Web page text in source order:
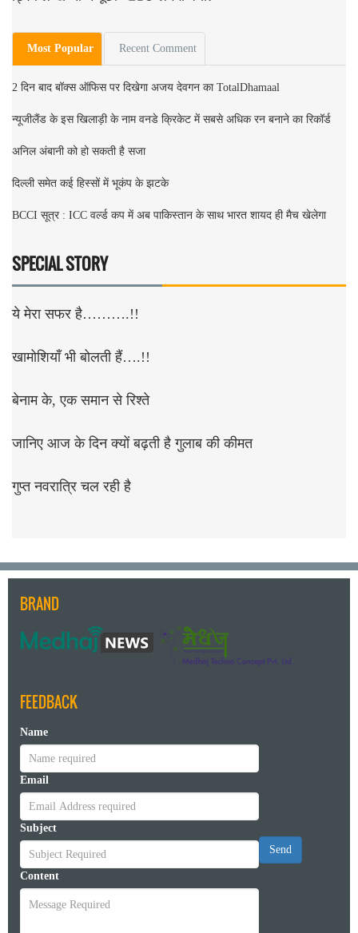
Most Popular Recent Comment
2 दिन बाद बॉक्स ऑफिस पर दिखेगा अजय देवगन का TotalDhamaal
न्यूजीलैंड के इस खिलाड़ी के नाम वनडे क्रिकेट में सबसे अधिक रन बनाने का रिकॉर्ड
अनिल अंबानी को हो सकती है सजा
दिल्ली समेत कई हिस्सों में भूकंप के झटके
BCCI सूत्र : ICC वर्ल्ड कप में अब पाकिस्तान के साथ भारत शायद ही मैच खेलेगा
SPECIAL STORY
ये मेरा सफर है……….!!
खामोशियाँ भी बोलती हैं….!!
बेनाम के, एक समान से रिश्ते
जानिए आज के दिन क्यों बढ़ती है गुलाब की कीमत
गुप्त नवरात्रि चल रही है
BRAND
FEEDBACK
Name
Email
Subject
Content
Send